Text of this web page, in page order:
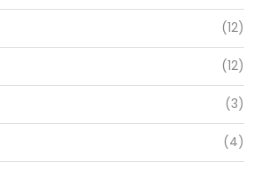
(12)
(12)
(3)
(4)